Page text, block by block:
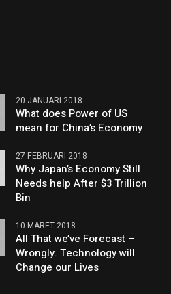
20 JANUARI 2018
What does Power of US
mean for China’s Economy
27 FEBRUARI 2018
Why Japan’s Economy Still
Needs help After $3 Trillion
Bin
10 MARET 2018
All That we’ve Forecast –
Wrongly. Technology will
Change our Lives